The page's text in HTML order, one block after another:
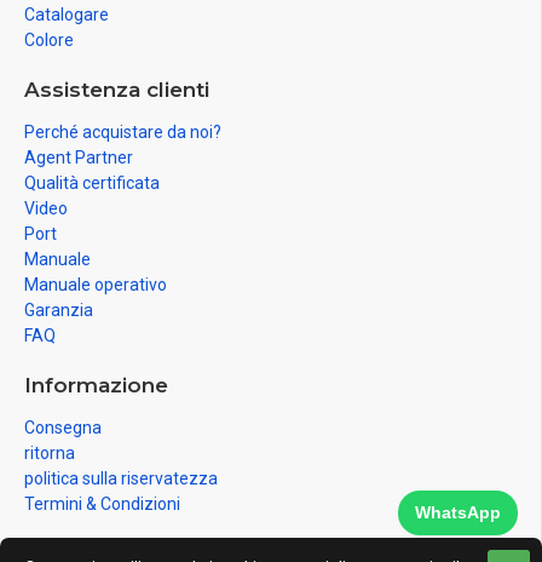
Catalogare
Colore
Assistenza clienti
Perché acquistare da noi?
Agent Partner
Qualità certificata
Video
Port
Manuale
Manuale operativo
Garanzia
FAQ
Informazione
Consegna
ritorna
politica sulla riservatezza
Termini & Condizioni
WhatsApp